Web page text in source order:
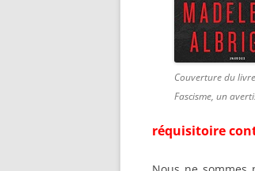
Couverture du
Fascisme, un
réquisitoire